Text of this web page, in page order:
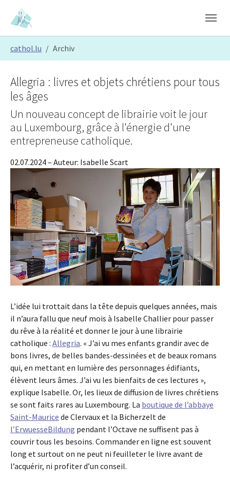
Skip to main content
Skip to page footer
cathol.lu Archiv
Allegria : livres et objets chrétiens pour tous
les âges
Un nouveau concept de librairie voit le jour
au Luxembourg, grâce à l'énergie d'une
entrepreneuse catholique.
02.07.2024– Auteur: Isabelle Scart
L’idée lui trottait dans la tête depuis quelques années, mais
il n’aura fallu que neuf mois à Isabelle Challier pour passer
du rêve à la réalité et donner le jour à une librairie
catholique : Allegria. « J’ai vu mes enfants grandir avec de
bons livres, de belles bandes-dessinées et de beaux romans
qui, en mettant en lumière des personnages édifiants,
élèvent leurs âmes. J’ai vu les bienfaits de ces lectures »,
explique Isabelle. Or, les lieux de diffusion de livres chrétiens
se sont faits rares au Luxembourg. La boutique de l’abbaye
Saint-Maurice de Clervaux et la Bicherzelt de
l’ErwuesseBildung pendant l’Octave ne suffisent pas à
couvrir tous les besoins. Commander en ligne est souvent
long et surtout on ne peut ni feuilleter le livre avant de
l’acquérir, ni profiter d’un conseil.